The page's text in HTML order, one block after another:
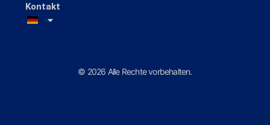
Kontakt
© 2026 Alle Rechte vorbehalten.